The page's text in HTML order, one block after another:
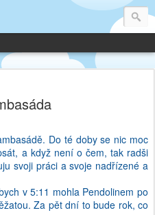
Do té doby se nic moc
a když není o čem, tak radši
svoji práci a svoje nadřízené a
v 5:11 mohla Pendolinem po
Za pět dní to bude rok, co